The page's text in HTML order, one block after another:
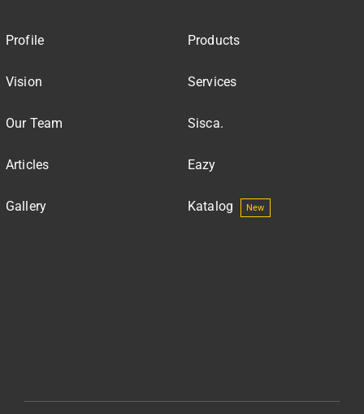
Profile
Vision
Our Team
Articles
Gallery
Products
Services
Sisca.
Eazy
Katalog New